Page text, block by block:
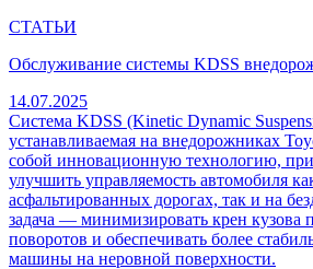
СТАТЬИ
Обслуживание системы KDSS
14.07.2025
Система KDSS (Kinetic Dynamic
устанавливаемая на внедорожниках
собой инновационную технологию,
улучшить управляемость автомобиля
асфальтированных дорогах, так и на
задача — минимизировать крен кузова
поворотов и обеспечивать более
машины на неровной поверхности.